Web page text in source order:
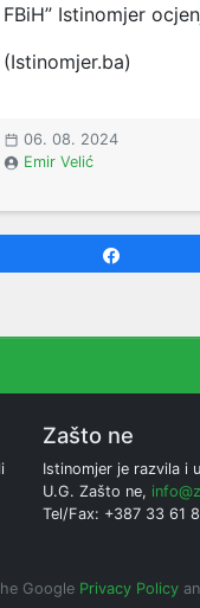
FBiH” Istinomjer
(Istinomjer.ba)
06. 08. 2024
Emir Velić
Zašto ne
Istinomjer je razvila i
U.G. Zašto ne,
Tel/Fax: +387 33 61
Google Privacy Policy